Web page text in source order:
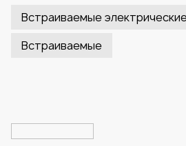
Встраиваемые
Встраиваемые